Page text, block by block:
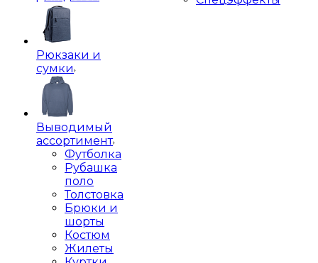
Рюкзаки и
сумки
Выводимый
ассортимент
Футболка
Рубашка
поло
Толстовка
Брюки и
шорты
Костюм
Жилеты